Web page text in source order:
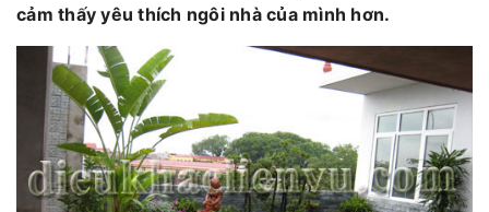
cảm thấy yêu thích ngôi nhà của mình hơn.